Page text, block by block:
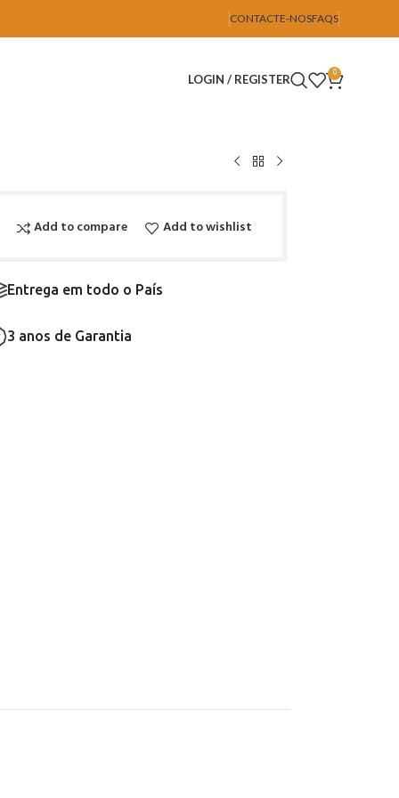
CONTACTE-NOSFAQS
LOGIN / REGISTER 0
Add to compare Add to wishlist
Entrega em todo o País
3 anos de Garantia